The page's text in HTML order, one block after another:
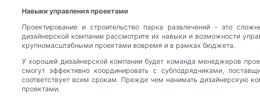
Навыки управления проектами
Проектирование и строительство парка развлечений - это
дизайнерской компании рассмотрите их навыки и возможности
крупномасштабными проектами вовремя и в рамках бюджета.
У хорошей дизайнерской компании будет команда менеджеров
смогут эффективно координировать с субподрядчиками,
соответствует всем срокам. Прежде чем нанимать дизайнерскую
проектами.